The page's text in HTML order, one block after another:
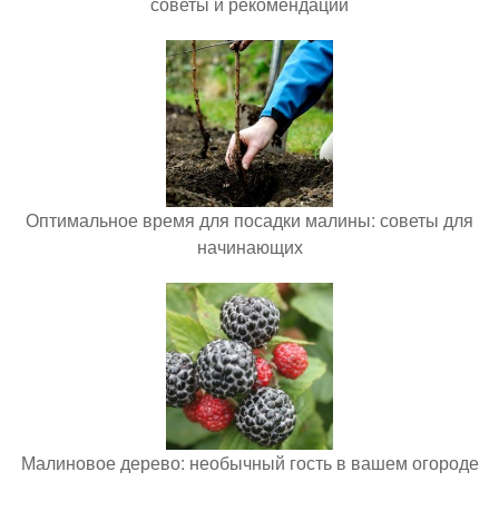
Оптимальное время для посадки малины: советы для
начинающих
Малиновое дерево: необычный гость в вашем огороде